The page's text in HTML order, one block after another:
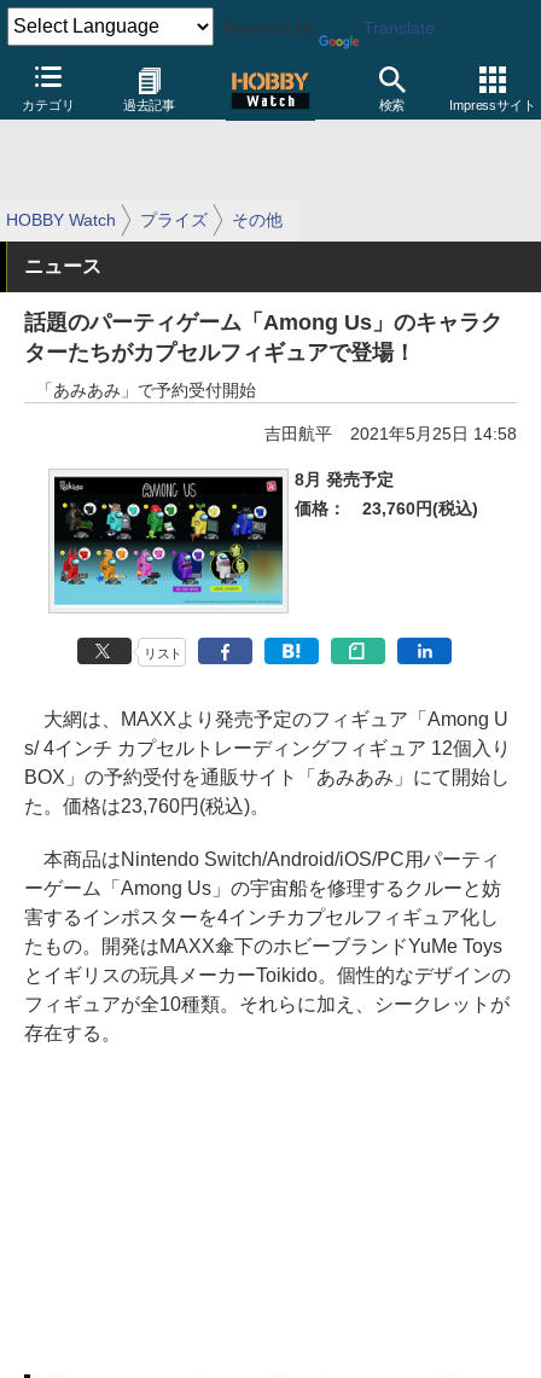
Powered by Translate
カテゴリ 過去記事 検索 Impressサイト
HOBBY Watch プライズ その他
ニュース
話題のパーティゲーム「Among Us」のキャラク
ターたちがカプセルフィギュアで登場！
「あみあみ」で予約受付開始
吉田航平 2021年5月25日 14:58
8月 発売予定
価格：
23,760円(税込)
リスト
大網は、MAXXより発売予定のフィギュア「Among U
s/ 4インチ カプセルトレーディングフィギュア 12個入り
BOX」の予約受付を通販サイト「あみあみ」にて開始し
た。価格は23,760円(税込)。
本商品はNintendo Switch/Android/iOS/PC用パーティ
ーゲーム「Among Us」の宇宙船を修理するクルーと妨
害するインポスターを4インチカプセルフィギュア化し
たもの。開発はMAXX傘下のホビーブランドYuMe Toys
とイギリスの玩具メーカーToikido。個性的なデザインの
フィギュアが全10種類。それらに加え、シークレットが
存在する。